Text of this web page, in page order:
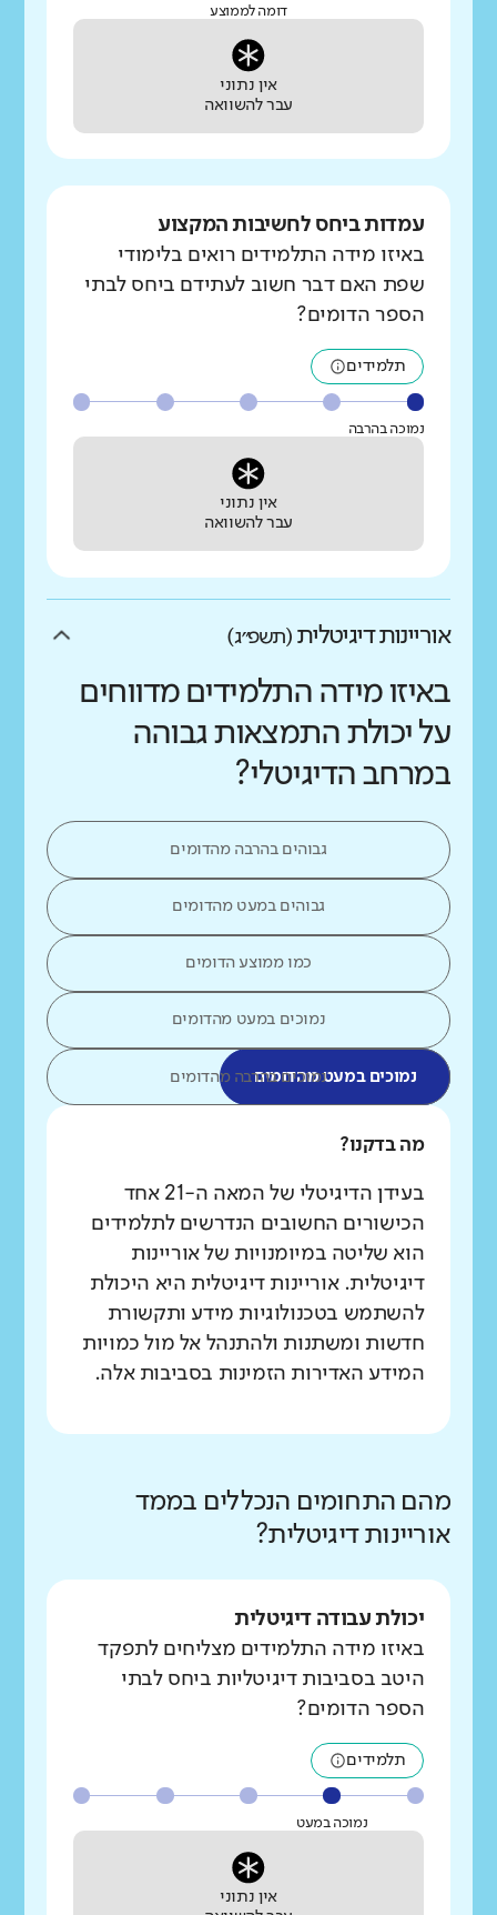
דומה לממוצע
אין נתוני
עבר להשוואה
עמדות ביחס לחשיבות המקצוע
באיזו מידה התלמידים רואים בלימודי
שפת האם דבר חשוב לעתידם ביחס לבתי
הספר הדומים?
תלמידים
נמוכה בהרבה
אין נתוני
עבר להשוואה
אוריינות דיגיטלית (תשפ״ג)
באיזו מידה התלמידים מדווחים
על יכולת התמצאות גבוהה
במרחב הדיגיטלי?
גבוהים בהרבה מהדומים
גבוהים במעט מהדומים
כמו ממוצע הדומים
נמוכים במעט מהדומים
נמוכים במעט מהדומיםנמוכים בהרבה מהדומים
מה בדקנו?
בעידן הדיגיטלי של המאה ה-21 אחד
הכישורים החשובים הנדרשים לתלמידים
הוא שליטה במיומנויות של אוריינות
דיגיטלית. אוריינות דיגיטלית היא היכולת
להשתמש בטכנולוגיות מידע ותקשורת
חדשות ומשתנות ולהתנהל אל מול כמויות
המידע האדירות הזמינות בסביבות אלה.
מהם התחומים הנכללים בממד
אוריינות דיגיטלית?
יכולת עבודה דיגיטלית
באיזו מידה התלמידים מצליחים לתפקד
היטב בסביבות דיגיטליות ביחס לבתי
הספר הדומים?
תלמידים
נמוכה במעט
אין נתוני